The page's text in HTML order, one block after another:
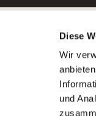
Diese
Wir
und
GmbH
des AWO
Unterfranken e.V.)